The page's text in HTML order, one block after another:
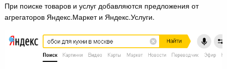
При поиске товаров и услуг добавляются предложения от
агрегаторов Яндекс.Маркет и Яндекс.Услуги.